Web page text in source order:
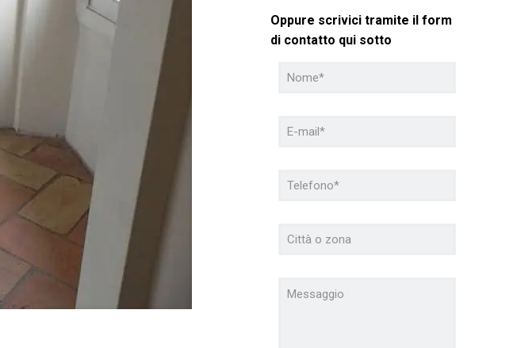
Oppure scrivici tramite il form
di contatto qui sotto